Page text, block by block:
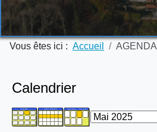
Vous êtes ici : Accueil AGENDA
Calendrier